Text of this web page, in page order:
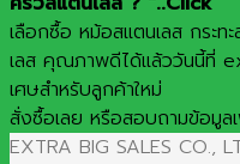
เลือกซื้อ หม้อสแตนเลส กระ
เลส คุณภาพดีได้แล้ววันนี้ที่
เศษสำหรับลูกค้าใหม่
สั่งซื้อเลย หรือสอบถามข้อมู
EXTRA BIG SALES CO.,